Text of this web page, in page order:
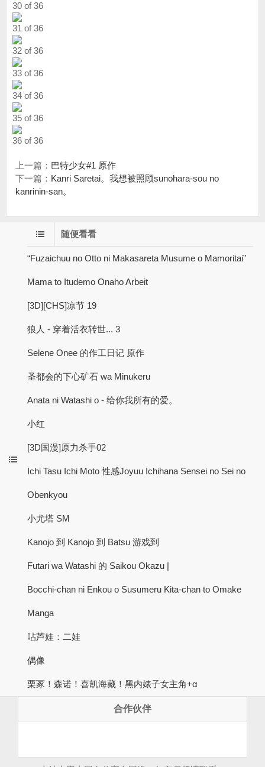
30 of 36
31 of 36
32 of 36
33 of 36
34 of 36
35 of 36
36 of 36
上一篇： 巴特少女#1 原作
下一篇： Kanri Saretai。我想被照顾sunohara-sou no
kanrinin-san。
随便看看
“Fuzaichuu no Otto ni Makasareta Musume o Mamoritai”
Mama to Itudemo Onaho Arbeit
[3D][CHS]凉节 19
狼人 - 穿着活衣转世... 3
Selene Onee 的作工日记 原作
圣都会的下心矿石 wa Minukeru
Anata ni Watashi o - 给你我所有的爱。
小红
[3D国漫]原力杀手02
Ichi Tasu Ichi Moto 性感Joyuu Ichihana Sensei no Sei no
Obenkyou
小尤塔 SM
Kanojo 到 Kanojo 到 Batsu 游戏到
Futari wa Watashi 的 Saikou Okazu |
Bocchi-chan ni Enkou o Susumeru Kita-chan to Omake
Manga
呫芦娃：二娃
偶像
栗冢！森诺！喜凯海藏！黑内婊子女主角+α
合作伙伴